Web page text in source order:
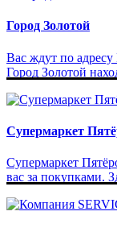
Город Золотой
Вас ждут по адресу
Город Золотой
Супермаркет
Супермаркет
вас за покупками.